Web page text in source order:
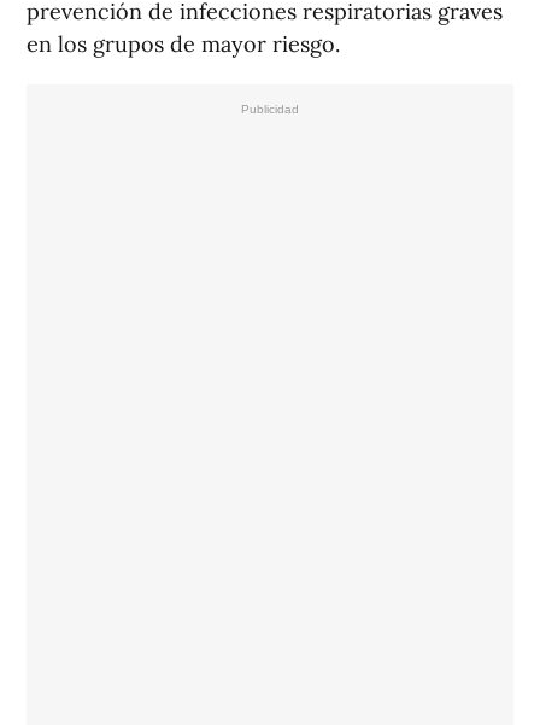
prevención de infecciones respiratorias graves
en los grupos de mayor riesgo.